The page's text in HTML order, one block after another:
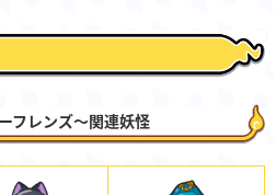
フレンズ〜関連妖怪